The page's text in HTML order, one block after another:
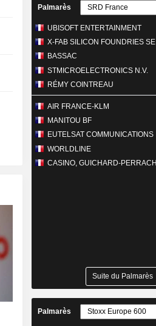
Palmarès
UBISOFT ENTERTAINMENT
X-FAB SILICON FOUNDRIES SE
BASSAC
STMICROELECTRONICS N.V.
RÉMY COINTREAU
AIR FRANCE-KLM
MANITOU BF
EUTELSAT COMMUNICATIONS
WORLDLINE
Suite du Palmarès
Palmarès